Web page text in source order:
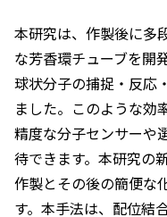
本研究は、作製後に多
な芳香環チューブを開
球状分子の捕捉・反応
ました。このような効
精度な分子センサーや
待できます。本研究の
作製とその後の簡便な
す。本手法は、配位結